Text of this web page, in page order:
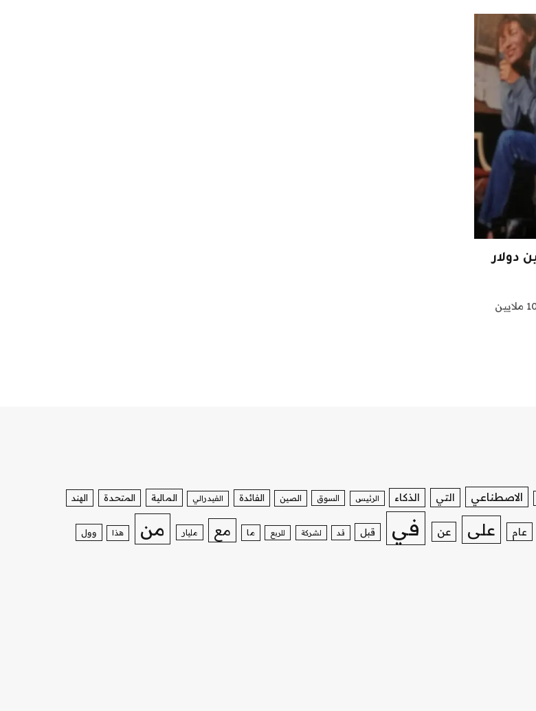
بيعت أول حقيبة من طراز “بيركن” مقابل مبلغ قياسي بلغ 8.58 مليون يورو (10 ملايين
الاصطناعي التي الذكاء الرئيس السوق الصين الفائدة الفيدرالي المالية المتحدة الهند
عام على عن في قبل قد لشركة للربع ما مع مليار من هذا وول